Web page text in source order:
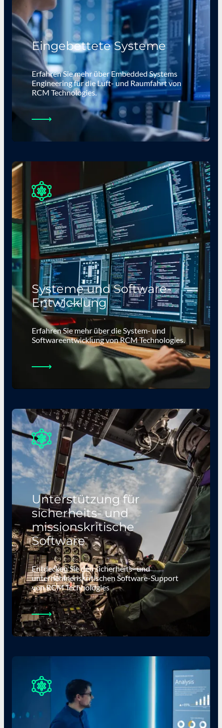
Eingebettete Systeme
Erfahren Sie mehr über Embedded Systems
Engineering für die Luft- und Raumfahrt von
RCM Technologies.
Systeme und Software-
Entwicklung
Erfahren Sie mehr über die System- und
Softwareentwicklung von RCM Technologies.
Unterstützung für
sicherheits- und
missionskritische
Software
Entdecken Sie den sicherheits- und
unternehmenskritischen Software-Support
von RCM Technologies